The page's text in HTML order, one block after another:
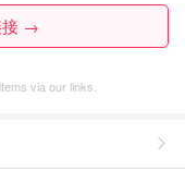
接 →
via our links.